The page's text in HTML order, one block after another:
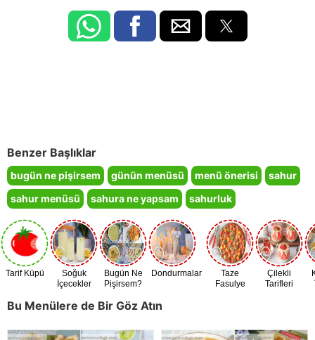
Benzer Başlıklar
bugün ne pişirsem günün menüsü menü önerisi
sahur
sahur menüsü
sahura ne yapsam sahurluk
Tarif Küpü
Soğuk
İçecekler
Bugün Ne
Pişirsem?
Dondurmalar
Taze
Fasulye
Çilekli
Tarifleri
Bu Menülere de Bir Göz Atın